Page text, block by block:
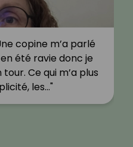
copine m’a parlé
été ravie donc je
Ce qui m’a plus
les…"